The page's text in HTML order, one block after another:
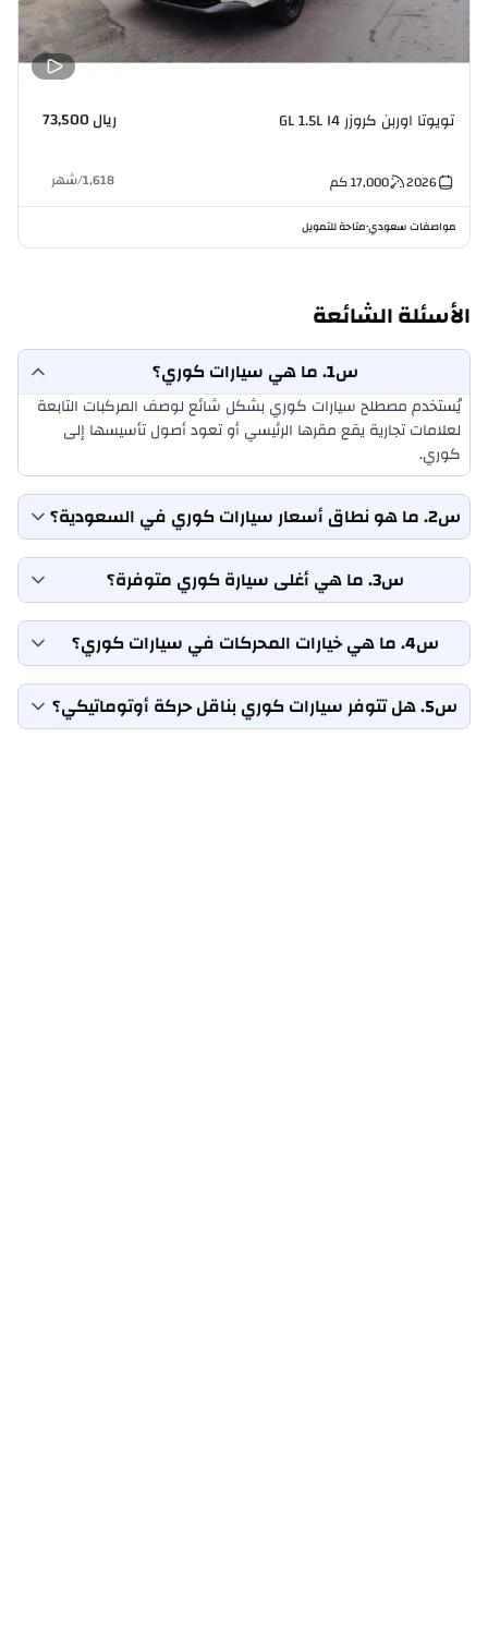
تويوتا اوربن كروزر GL 1.5L I4 ريال 73,500
2026
17,000كم 1,618
/شهر
مواصفات سعودي•متاحة للتمويل
الأسئلة الشائعة
س1. ما هي سيارات كوري؟
يُستخدم مصطلح سيارات كوري بشكل شائع لوصف المركبات التابعة
لعلامات تجارية يقع مقرها الرئيسي أو تعود أصول تأسيسها إلى
كوري.
س2. ما هو نطاق أسعار سيارات كوري في السعودية؟
س3. ما هي أغلى سيارة كوري متوفرة؟
س4. ما هي خيارات المحركات في سيارات كوري؟
س5. هل تتوفر سيارات كوري بناقل حركة أوتوماتيكي؟